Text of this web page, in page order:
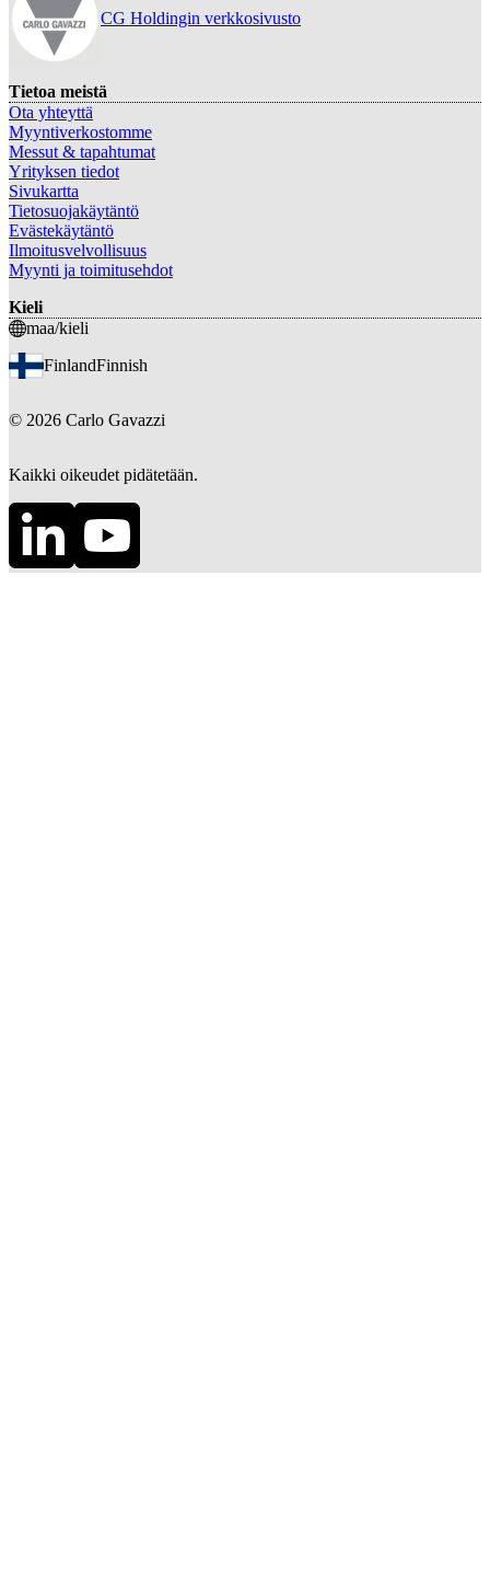
CG Holdingin verkkosivusto
Tietoa meistä
Ota yhteyttä
Myyntiverkostomme
Messut & tapahtumat
Yrityksen tiedot
Sivukartta
Tietosuojakäytäntö
Evästekäytäntö
Ilmoitusvelvollisuus
Myynti ja toimitusehdot
Kieli
maa/kieli
FinlandFinnish
© 2026 Carlo Gavazzi
Kaikki oikeudet pidätetään.